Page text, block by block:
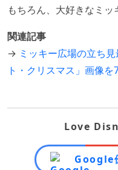
もちろん、大好きなミッ
関連記事
→ ミッキー広場の立ち
ト・クリスマス」画像を
Love
Google